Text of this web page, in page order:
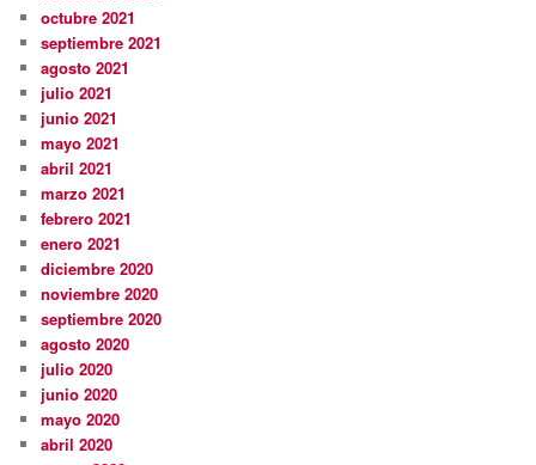
octubre 2021
septiembre 2021
agosto 2021
julio 2021
junio 2021
mayo 2021
abril 2021
marzo 2021
febrero 2021
enero 2021
diciembre 2020
noviembre 2020
septiembre 2020
agosto 2020
julio 2020
junio 2020
mayo 2020
abril 2020